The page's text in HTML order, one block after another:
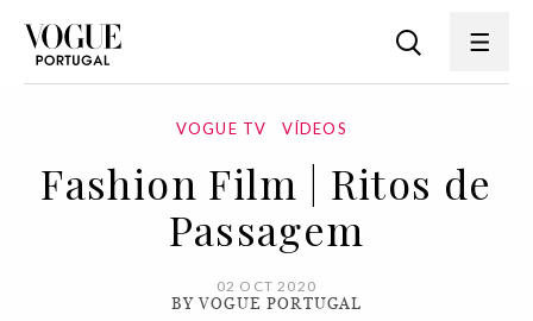
VOGUE TV VÍDEOS
Fashion Film | Ritos de
Passagem
02 OCT 2020
BY VOGUE PORTUGAL